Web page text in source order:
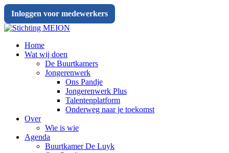
Inloggen voor medewerkers
Home
Wat wij doen
De Buurtkamers
Jongerenwerk
Ons Pandje
Jongerenwerk Plus
Talentenplatform
Onderweg naar je toekomst
Over
Wie is wie
Agenda
Buurtkamer De Luyk